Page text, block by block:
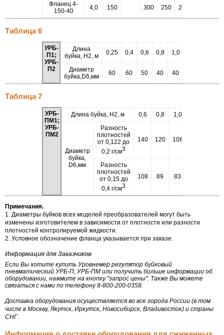
Фланец 4-
150-40
4,0 150 300 250 203
Таблица 6
УРБ-
П1;
УРБ-
П2
Длина
буйка, Н2, м
0,25 0,4 0,6 0,8 1,0
Диаметр
буйка,Dδ,мм
60 60 50 40 40
Таблица 7
УРБ-
ПМ1;
УРБ-
ПМ2
Длина буйка, Н2, м 0,6 0,8 1,0
Диаметр
буйка,
D6,мм
Разность
плотностей
от 0,122 до
0,2 г/см3
140 120 108
Разность
плотностей
от 0,15 до
0,4 г/см3
108 89 83
Примечания.
1. Диаметры буйков всех моделей преобразователей могут быть
изменены изготовителем в зависимости от плотности или разности
плотностей контролируемой жидкости.
2. Условное обозначение фланца указывается при заказе.
Информация для Заказчиков
Если Вы хотите купить Уровнемер регулятор буйковый
пневматический УРБ-П, УРБ-ПМ или получить больше информации об
оборудовании, нажмите на кнопку "запрос цены". Также Вы можете
связаться с нами по телефону 8-800-200-0358.
Доставка оборудования осуществляется во все города России (в том
числе в Москву, Якутск, Иркутск, Новосибирск, Владивосток) и страны
СНГ.